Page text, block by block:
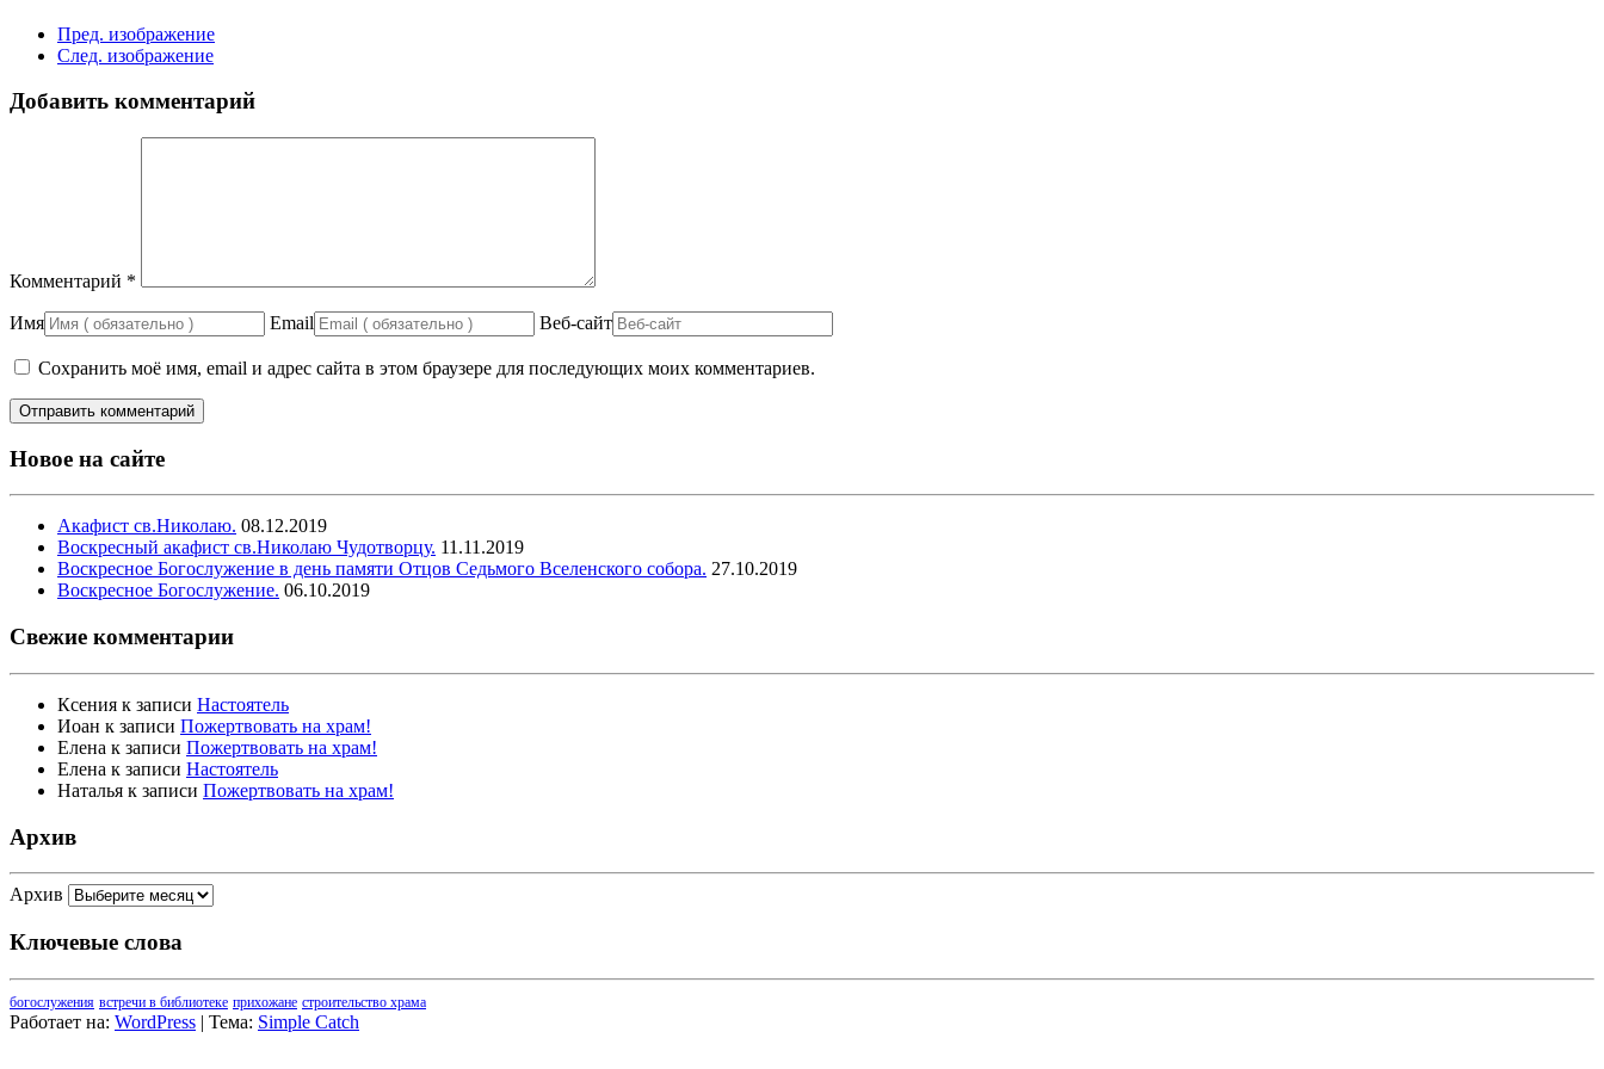
Пред. изображение
След. изображение
Добавить комментарий
Комментарий *
Имя Email Веб-сайт
Сохранить моё имя, email и адрес сайта в этом браузере для последующих моих комментариев.
Новое на сайте
Акафист св.Николаю. 08.12.2019
Воскресный акафист св.Николаю Чудотворцу. 11.11.2019
Воскресное Богослужение в день памяти Отцов Седьмого Вселенского собора. 27.10.2019
Воскресное Богослужение. 06.10.2019
Свежие комментарии
Ксения к записи Настоятель
Иоан к записи Пожертвовать на храм!
Елена к записи Пожертвовать на храм!
Елена к записи Настоятель
Наталья к записи Пожертвовать на храм!
Архив
Архив
Ключевые слова
богослужения встречи в библиотеке прихожане строительство храма
Работает на: WordPress | Тема: Simple Catch